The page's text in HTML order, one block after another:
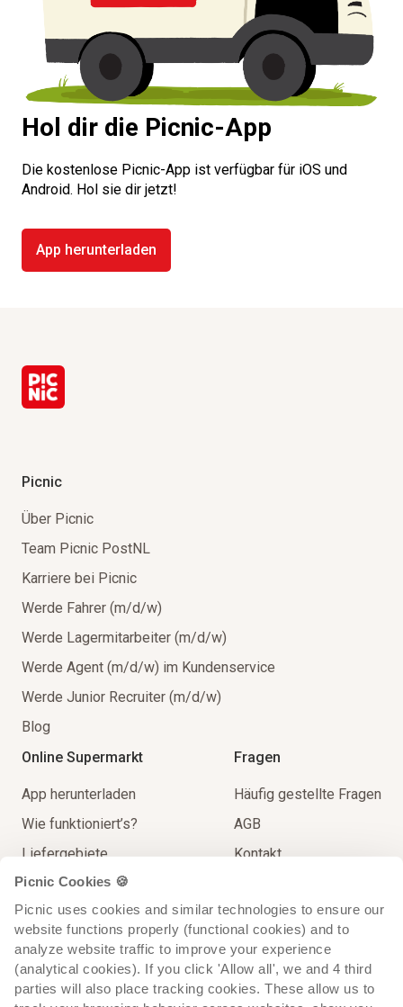
Picnic Cookies 🍪
Picnic uses cookies and similar technologies to ensure our
website functions properly (functional cookies) and to
analyze website traffic to improve your experience
(analytical cookies). If you click 'Allow all', we and 4 third
parties will also place tracking cookies. These allow us to
Hol dir die Picnic-App
Die kostenlose Picnic-App ist verfügbar für iOS und
Android. Hol sie dir jetzt!
App herunterladen
Picnic
Über Picnic
Team Picnic PostNL
Karriere bei Picnic
Werde Fahrer (m/d/w)
Werde Lagermitarbeiter (m/d/w)
Werde Agent (m/d/w) im Kundenservice
Werde Junior Recruiter (m/d/w)
Blog
Online Supermarkt
App herunterladen
Wie funktioniert’s?
Liefergebiete
Unser Sortiment
Lieferung
Extra Service
Fragen
Häufig gestellte Fragen
AGB
Kontakt
Spielregeln